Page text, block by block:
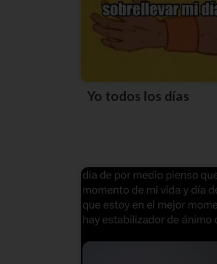
Yo todos los días